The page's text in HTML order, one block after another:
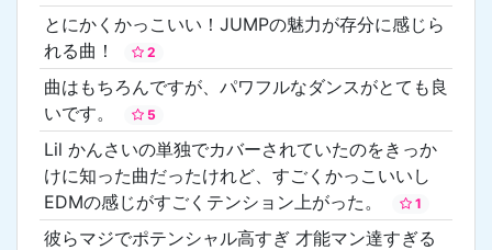
とにかくかっこいい！JUMPの魅力が存分に感じら
れる曲！
2
曲はもちろんですが、パワフルなダンスがとても良
いです。
5
Lil かんさいの単独でカバーされていたのをきっか
けに知った曲だったけれど、すごくかっこいいし
EDMの感じがすごくテンション上がった。
1
彼らマジでポテンシャル高すぎ 才能マン達すぎる